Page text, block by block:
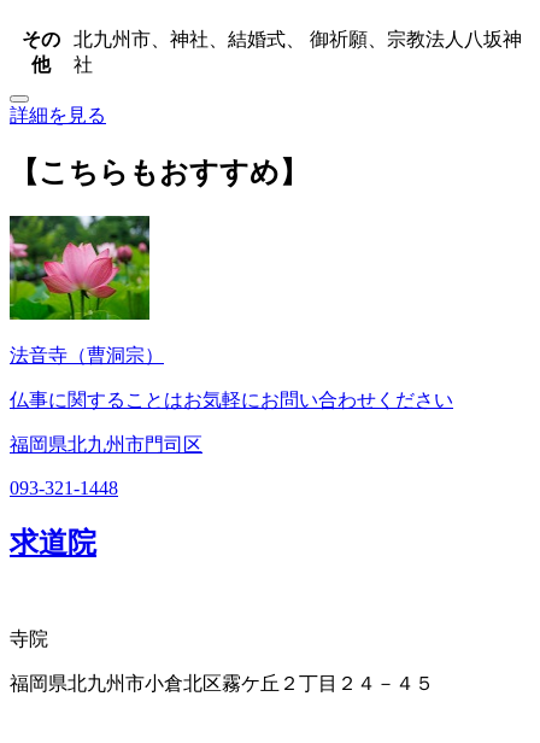
その
他
北九州市、神社、結婚式、 御祈願、宗教法人八坂神
社
詳細を見る
【こちらもおすすめ】
法音寺（曹洞宗）
仏事に関することはお気軽にお問い合わせください
福岡県北九州市門司区
093-321-1448
求道院
寺院
福岡県北九州市小倉北区霧ケ丘２丁目２４－４５